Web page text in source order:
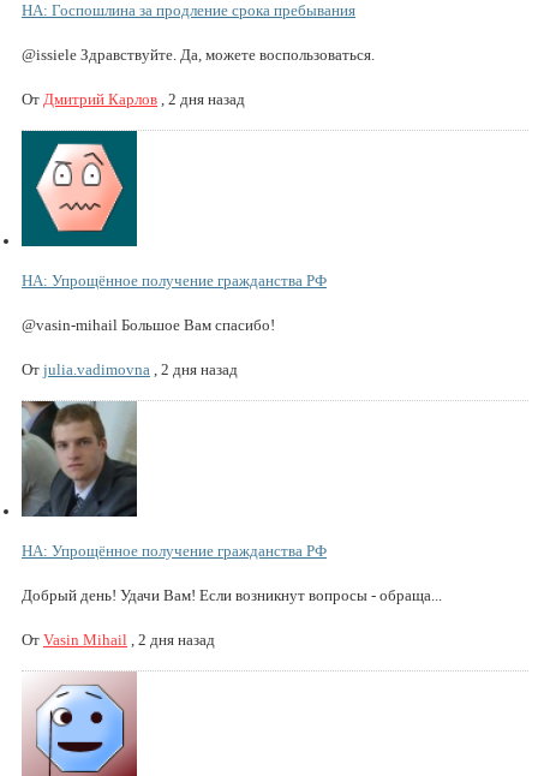
НА: Госпошлина за продление срока пребывания
@issiele Здравствуйте. Да, можете воспользоваться.
От Дмитрий Карлов , 2 дня назад
НА: Упрощённое получение гражданства РФ
@vasin-mihail Большое Вам спасибо!
От julia.vadimovna , 2 дня назад
НА: Упрощённое получение гражданства РФ
Добрый день! Удачи Вам! Если возникнут вопросы - обраща...
От Vasin Mihail , 2 дня назад